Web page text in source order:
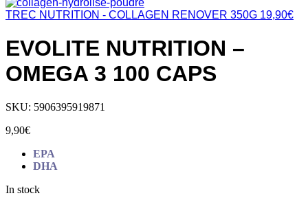
TREC NUTRITION - COLLAGEN RENOVER 350G 19,90€
EVOLITE NUTRITION –
OMEGA 3 100 CAPS
SKU: 5906395919871
9,90€
EPA
DHA
In stock